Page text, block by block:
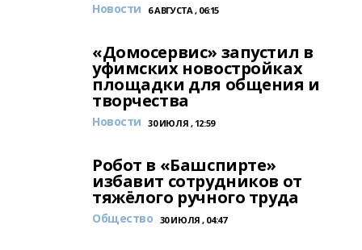
Новости 6 АВГУСТА , 06:15
«Домосервис» запустил в
уфимских новостройках
площадки для общения и
творчества
Новости 30 ИЮЛЯ , 12:59
Робот в «Башспирте»
избавит сотрудников от
тяжёлого ручного труда
Общество 30 ИЮЛЯ , 04:47